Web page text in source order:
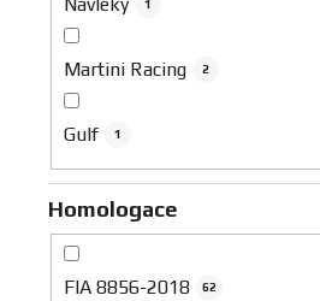
Návleky 1
Martini Racing 2
Gulf 1
Homologace
FIA 8856-2018 62